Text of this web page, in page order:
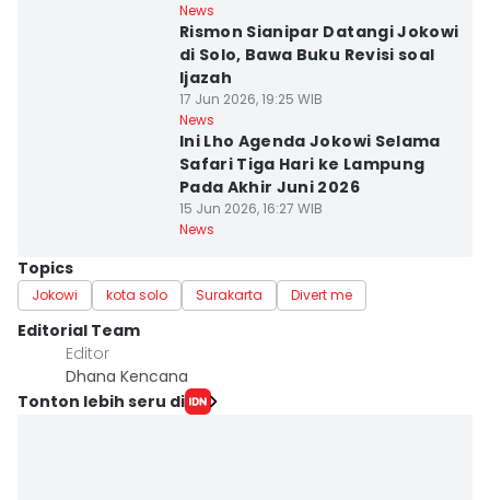
News
Rismon Sianipar Datangi Jokowi
di Solo, Bawa Buku Revisi soal
Ijazah
17 Jun 2026, 19:25 WIB
News
Ini Lho Agenda Jokowi Selama
Safari Tiga Hari ke Lampung
Pada Akhir Juni 2026
15 Jun 2026, 16:27 WIB
News
Topics
Jokowi kota solo Surakarta Divert me
Editorial Team
Editor
Dhana Kencana
Tonton lebih seru di